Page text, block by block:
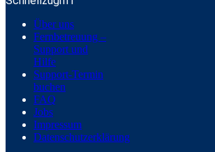
Über uns
Fernbetreuung –
Support und
Hilfe
Support-Termin
buchen
FAQ
Jobs
Impressum
Datenschutzerklärung